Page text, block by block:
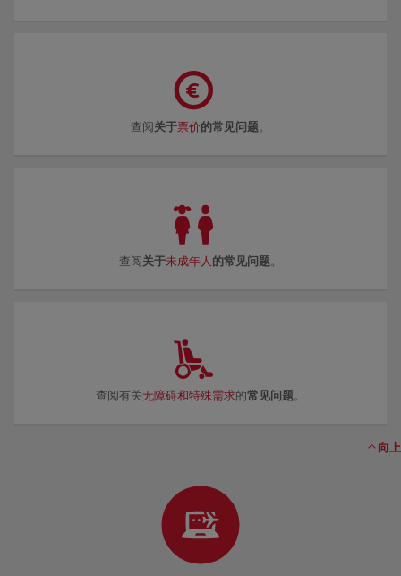
查阅关于票价的常见问题 。
查阅关于未成年人 的常见问题 。
查阅有关无障碍和特殊需求的常见问题 。
向上